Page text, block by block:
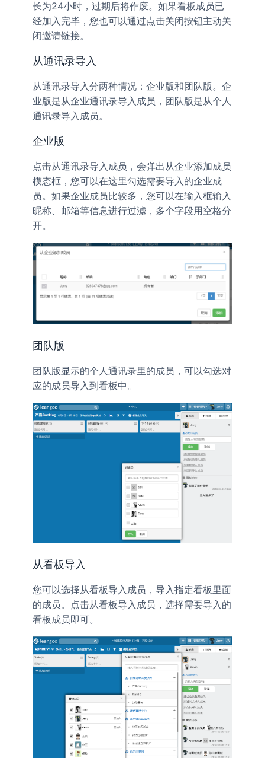
长为24小时，过期后将作废。如果看板成员已
经加入完毕，您也可以通过点击关闭按钮主动关
闭邀请链接。
从通讯录导入
从通讯录导入分两种情况：企业版和团队版。企
业版是从企业通讯录导入成员，团队版是从个人
通讯录导入成员。
企业版
点击从通讯录导入成员 ，会弹出从企业添加成员
模态框，您可以在这里勾选需要导入的企业成
员。如果企业成员比较多，您可以在输入框输入
昵称、邮箱等信息进行过滤，多个字段用空格分
开。
团队版
团队版显示的个人通讯录里的成员，可以勾选对
应的成员导入到看板中。
从看板导入
您可以选择从看板导入成员，导入指定看板里面
的成员。点击从看板导入成员 ，选择需要导入的
看板成员即可。